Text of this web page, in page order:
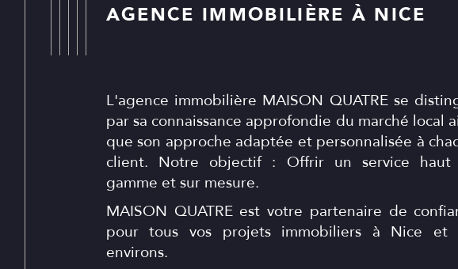
AGENCE IMMOBILIÈRE À NICE
L'agence immobilière MAISON QUATRE se
par sa connaissance approfondie du marché local
que son approche adaptée et personnalisée à
client. Notre objectif : Offrir un service haut
gamme et sur mesure.
MAISON QUATRE est votre partenaire de
pour tous vos projets immobiliers à Nice et
environs.